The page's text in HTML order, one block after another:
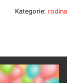
Kategorie: rodina